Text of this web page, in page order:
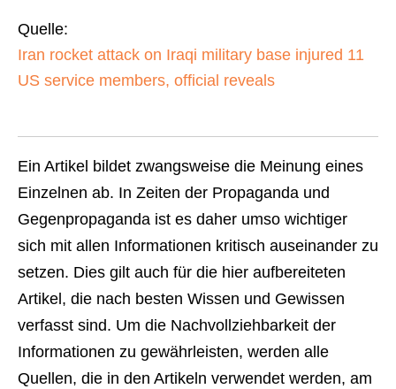
Quelle:
Iran rocket attack on Iraqi military base injured 11
US service members, official reveals
Ein Artikel bildet zwangsweise die Meinung eines
Einzelnen ab. In Zeiten der Propaganda und
Gegenpropaganda ist es daher umso wichtiger
sich mit allen Informationen kritisch auseinander zu
setzen. Dies gilt auch für die hier aufbereiteten
Artikel, die nach besten Wissen und Gewissen
verfasst sind. Um die Nachvollziehbarkeit der
Informationen zu gewährleisten, werden alle
Quellen, die in den Artikeln verwendet werden, am